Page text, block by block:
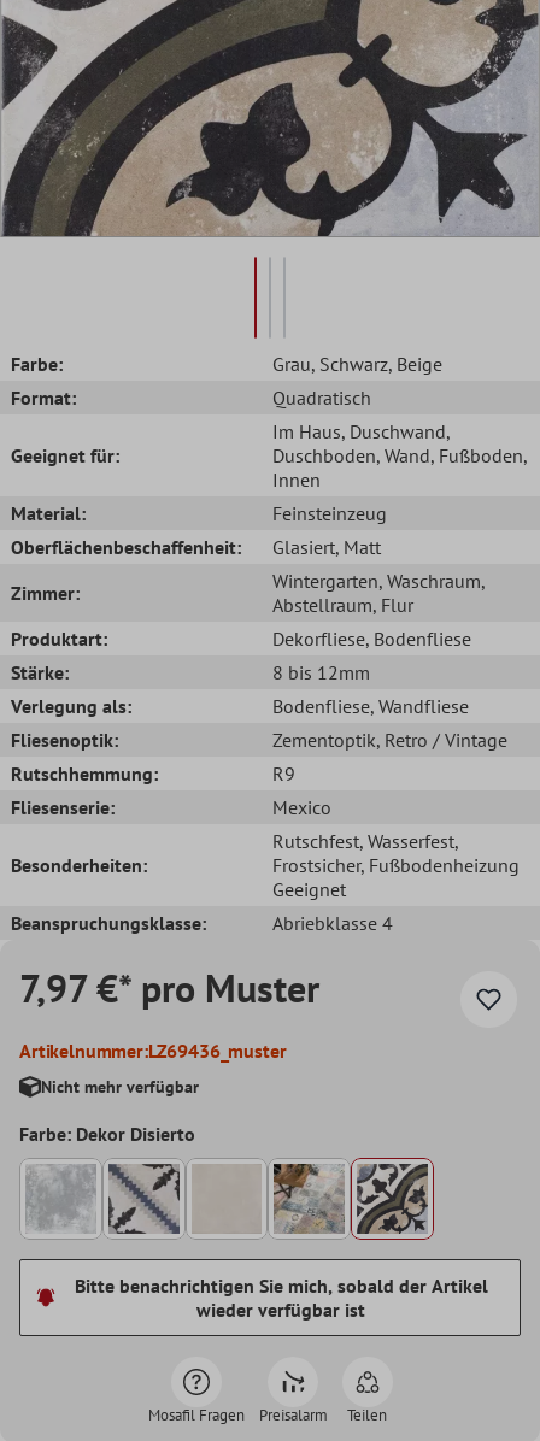
Farbe: Grau, Schwarz, Beige
Format:
Quadratisch
Geeignet für:
Im Haus, Duschwand,
Duschboden, Wand, Fußboden,
Innen
Material:
Feinsteinzeug
Oberflächenbeschaffenheit:
Glasiert, Matt
Zimmer:
Wintergarten, Waschraum,
Abstellraum, Flur
Produktart:
Dekorfliese, Bodenfliese
Stärke:
8 bis 12mm
Verlegung als:
Bodenfliese, Wandfliese
Fliesenoptik:
Zementoptik, Retro / Vintage
Rutschhemmung:
R9
Fliesenserie:
Mexico
Besonderheiten:
Rutschfest, Wasserfest,
Frostsicher, Fußbodenheizung
Geeignet
Beanspruchungsklasse:
Abriebklasse 4
7,97 €* pro Muster
Artikelnummer:LZ69436_muster
Nicht mehr verfügbar
Farbe: Dekor Disierto
Bitte benachrichtigen Sie mich, sobald der Artikel
wieder verfügbar ist
Mosafil Fragen Preisalarm Teilen